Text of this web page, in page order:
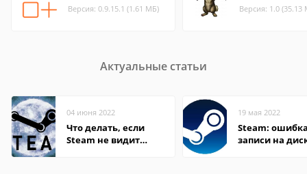
Версия: 0.9.15.1 (1.61 МБ) Версия: 1.0 (35.13
Актуальные статьи
04 июня 2022
Что делать, если
Steam не видит
19 мая 2022
Steam:
записи на